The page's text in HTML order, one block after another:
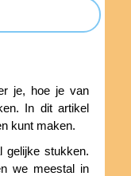
je, hoe je van
In dit artikel
kunt maken.
gelijke stukken.
we meestal in